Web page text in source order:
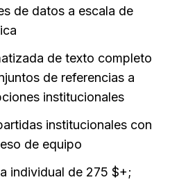
de datos a escala de
de texto completo
de referencias a
institucionales
institucionales con
de equipo
individual de 275 $+;